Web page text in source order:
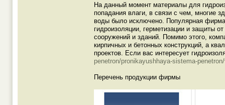
На данный момент материалы для
попадания влаги, в связи с чем, многие
воды было исключено. Популярная
гидроизоляции, герметизации и защиты
сооружений и зданий. Помимо этого,
кирпичных и бетонных конструкций, а
проектов. Если вас интересует
penetron/pronikayushhaya-sistema-
Перечень продукции фирмы